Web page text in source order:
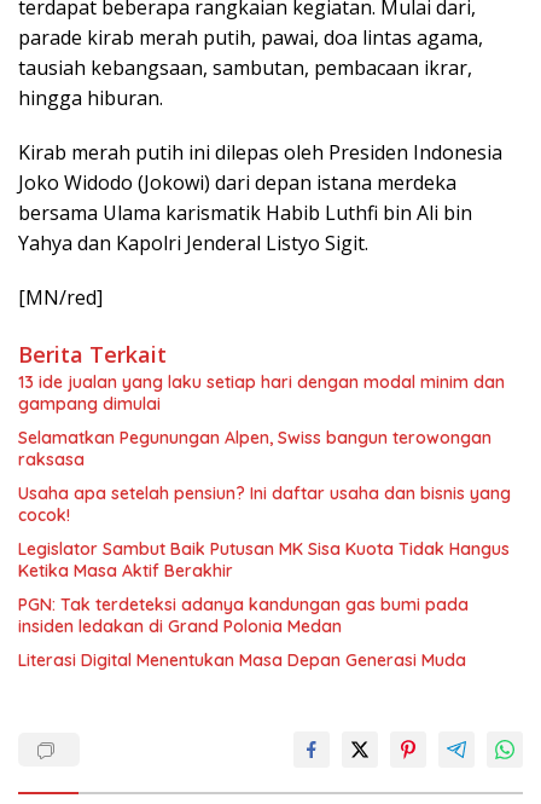
terdapat beberapa rangkaian kegiatan. Mulai dari,
parade kirab merah putih, pawai, doa lintas agama,
tausiah kebangsaan, sambutan, pembacaan ikrar,
hingga hiburan.
Kirab merah putih ini dilepas oleh Presiden Indonesia
Joko Widodo (Jokowi) dari depan istana merdeka
bersama Ulama karismatik Habib Luthfi bin Ali bin
Yahya dan Kapolri Jenderal Listyo Sigit.
[MN/red]
Berita Terkait
13 ide jualan yang laku setiap hari dengan modal minim dan
gampang dimulai
Selamatkan Pegunungan Alpen, Swiss bangun terowongan
raksasa
Usaha apa setelah pensiun? Ini daftar usaha dan bisnis yang
cocok!
Legislator Sambut Baik Putusan MK Sisa Kuota Tidak Hangus
Ketika Masa Aktif Berakhir
PGN: Tak terdeteksi adanya kandungan gas bumi pada
insiden ledakan di Grand Polonia Medan
Literasi Digital Menentukan Masa Depan Generasi Muda